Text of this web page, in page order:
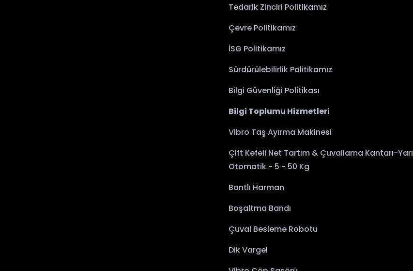
Tedarik Zinciri Politikamız
Çevre Politikamız
İSG Politikamız
Sürdürülebilirlik Politikamız
Bilgi Güvenliği Politikası
Bilgi Toplumu Hizmetleri
Vibro Taş Ayırma Makinesi
Çift Kefeli Net Tartım & Çuvallama Kantarı-Yarı
Otomatik - 5 - 50 Kg
Bantlı Harman
Boşaltma Bandı
Çuval Besleme Robotu
Dik Vargel